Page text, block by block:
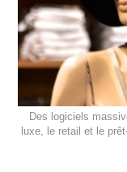
Des logiciels
luxe, le retail et le